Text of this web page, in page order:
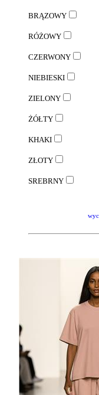
BRĄZOWY
RÓŻOWY
CZERWONY
NIEBIESKI
ZIELONY
ŻÓŁTY
KHAKI
ZŁOTY
SREBRNY